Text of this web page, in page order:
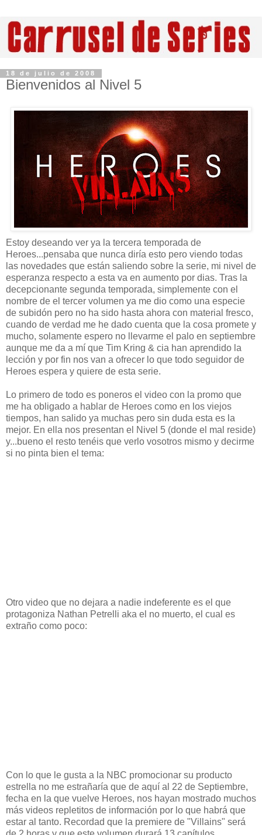
18 de julio de 2008
Bienvenidos al Nivel 5
Estoy deseando ver ya la tercera temporada de
Heroes...pensaba que nunca diría esto pero viendo todas
las novedades que están saliendo sobre la serie, mi nivel de
esperanza respecto a esta va en aumento por dias. Tras la
decepcionante segunda temporada, simplemente con el
nombre de el tercer volumen ya me dio como una especie
de subidón pero no ha sido hasta ahora con material fresco,
cuando de verdad me he dado cuenta que la cosa promete y
mucho, solamente espero no llevarme el palo en septiembre
aunque me da a mí que Tim Kring & cia han aprendido la
lección y por fin nos van a ofrecer lo que todo seguidor de
Heroes espera y quiere de esta serie.
Lo primero de todo es poneros el video con la promo que
me ha obligado a hablar de Heroes como en los viejos
tiempos, han salido ya muchas pero sin duda esta es la
mejor. En ella nos presentan el Nivel 5 (donde el mal reside)
y...bueno el resto tenéis que verlo vosotros mismo y decirme
si no pinta bien el tema:
Otro video que no dejara a nadie indeferente es el que
protagoniza Nathan Petrelli aka el no muerto, el cual es
extraño como poco:
Con lo que le gusta a la NBC promocionar su producto
estrella no me estrañaría que de aquí al 22 de Septiembre,
fecha en la que vuelve Heroes, nos hayan mostrado muchos
más videos repletitos de información por lo que habrá que
estar al tanto. Recordad que la premiere de "Villains" será